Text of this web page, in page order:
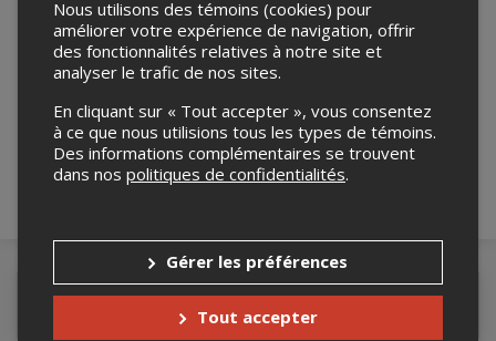
Merci de confirmer que vous n'êtes pas un
Nous utilisons des témoins (cookies) pour
améliorer votre expérience de navigation, offrir
des fonctionnalités relatives à notre site et
analyser le trafic de nos sites.
En cliquant sur « Tout accepter », vous consentez
à ce que nous utilisions tous les types de témoins.
Des informations complémentaires se trouvent
dans nos politiques de confidentialités.
Gérer les préférences
Tout accepter